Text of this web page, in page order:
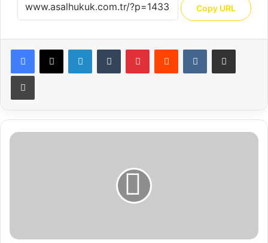
Copy URL
Facebook
X LinkedInTumblr PinterestReddit VKontakteE-Posta ile paylaş
Yazdır